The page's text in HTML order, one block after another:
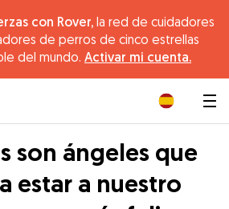
con Rover, la red de cuidadores
de perros de cinco estrellas
del mundo. Activar mi cuenta.
son ángeles que
estar a nuestro